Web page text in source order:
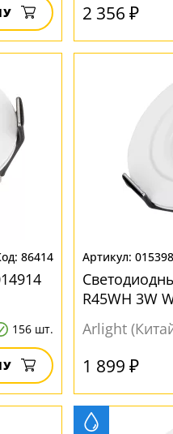
2 356 ₽
86414
156 шт.
015398
R45WH 3W
Arlight
1 899 ₽